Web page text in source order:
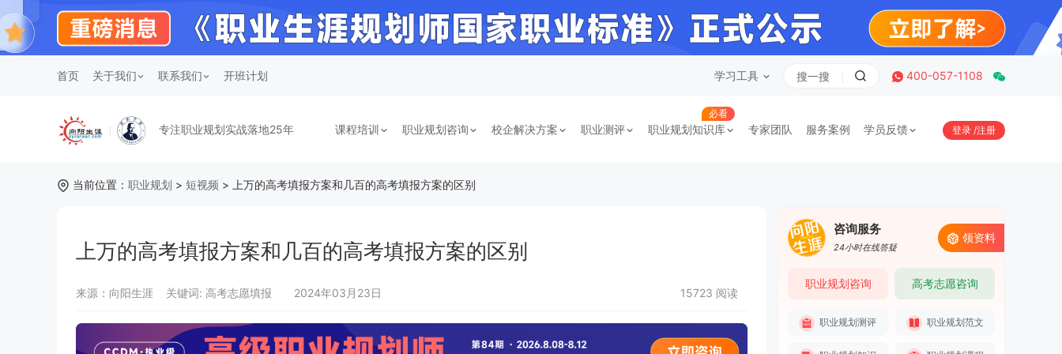
首页 关于我们 联系我们 开班计划 学习工具 400-057-1108
专注职业规划实战落地25年 课程培训 职业规划咨询 校企解决方案 职业测评
必看
职业规划知识库 专家团队 服务案例 学员反馈 登录 /注册
当前位置： 职业规划 > 短视频 > 上万的高考填报方案和几百的高考填报方案的区别
上万的高考填报方案和几百的高考填报方案的区别
15723 阅读
来源：向阳生涯 关键词: 高考志愿填报 2024年03月23日
咨询服务
24小时在线答疑
领资料
职业规划咨询 高考志愿咨询
职业规划测评 职业规划范文